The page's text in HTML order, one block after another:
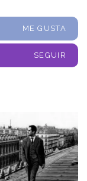
ME GUSTA
SEGUIR